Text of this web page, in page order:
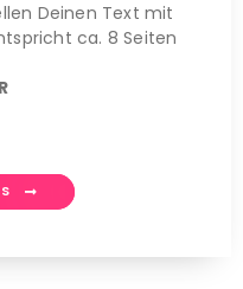
Deinen Text mit
ca. 8 Seiten